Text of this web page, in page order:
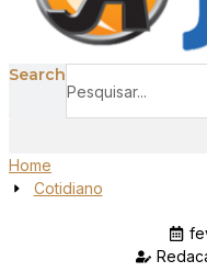
Search
Home
Cotidiano